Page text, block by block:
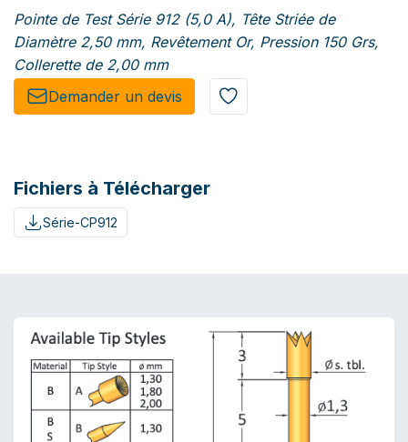
Pointe de Test Série 912 (5,0 A), Tête Striée de
Diamètre 2,50 mm, Revêtement Or, Pression 150 Grs,
Collerette de 2,00 mm
Demander un de​​vis​​
Fichiers à Télécharger
Série-CP912